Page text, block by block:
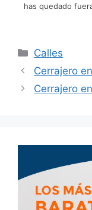
has quedado
Calles
Cerrajero
Cerrajero